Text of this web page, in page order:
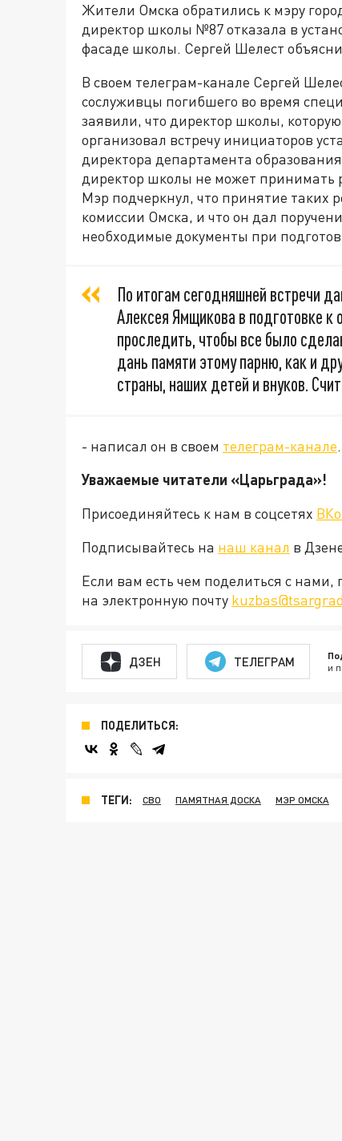
Жители Омска обратились к мэру
директор школы №87 отказала в
фасаде школы. Сергей Шелест
В своем телеграм-канале Сергей
сослуживцы погибшего во время
заявили, что директор школы,
организовал встречу инициаторов
директора департамента
директор школы не может
Мэр подчеркнул, что принятие таких
комиссии Омска, и что он дал
необходимые документы при
По итогам сегодняшней встречи
Алексея Ямщикова в подготовке к
проследить, чтобы все было
дань памяти этому парню, как и
страны, наших детей и внуков.
- написал он в своем телеграм-канале.
Уважаемые читатели «Царьграда»!
Присоединяйтесь к нам в соцсетях
Подписывайтесь на наш канал в
Если вам есть чем поделиться с
на электронную почту
ДЗЕН ТЕЛЕГРАМ и
ПОДЕЛИТЬСЯ:
ТЕГИ: СВО ПАМЯТНАЯ ДОСКА МЭР ОМСКА